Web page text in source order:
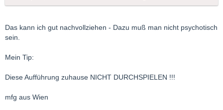
Das kann ich gut nachvollziehen - Dazu muß man nicht psychotisch
sein.
Mein Tip:
Diese Aufführung zuhause NICHT DURCHSPIELEN !!!
mfg aus Wien